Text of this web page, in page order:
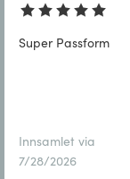
Super Passform
Innsamlet via
7/28/2026